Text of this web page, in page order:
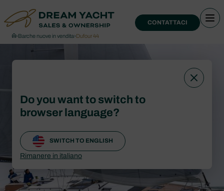
CONTATTACI
›Barche nuove in vendita›Dufour 44
Do you want to switch to
browser language?
SWITCH TO ENGLISH
Rimanere in italiano